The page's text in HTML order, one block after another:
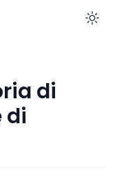
di
di